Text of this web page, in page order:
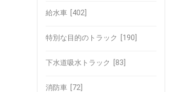
給水車 [402]
特別な目的のトラック [190]
下水道吸水トラック [83]
消防車 [72]